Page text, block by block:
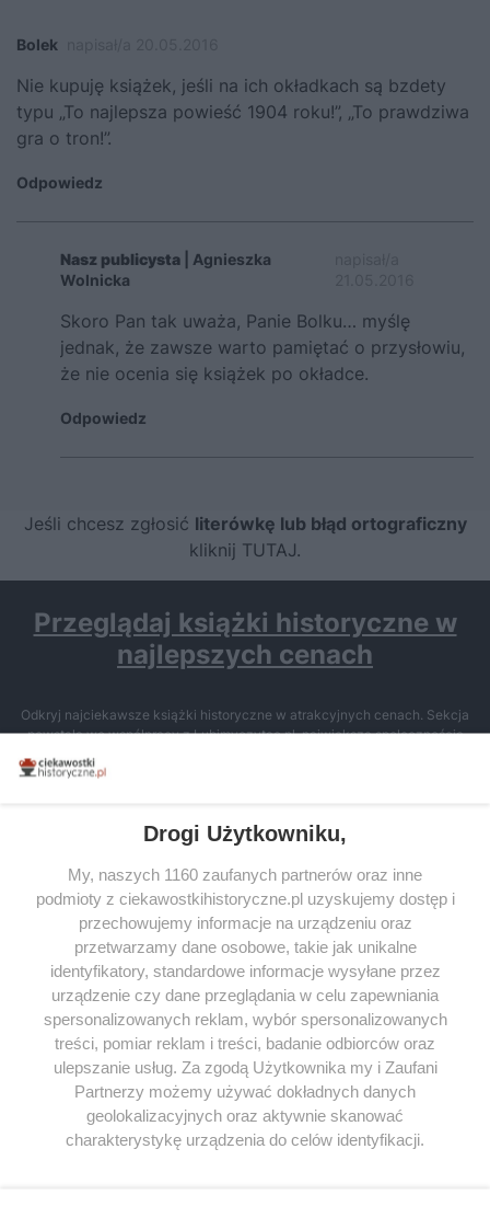
Bolek
Nie kupuję książek, jeśli na ich okładkach są bzdety
typu „To najlepsza powieść 1904 roku!”, „To prawdziwa
gra o tron!”.
Odpowiedz
Nasz publicysta | Agnieszka
Wolnicka
Skoro Pan tak uważa, Panie Bolku… myślę
jednak, że zawsze warto pamiętać o przysłowiu,
że nie ocenia się książek po okładce.
Odpowiedz
Jeśli chcesz zgłosić literówkę lub błąd ortograficzny
kliknij TUTAJ.
Przeglądaj książki historyczne w
najlepszych cenach
Odkryj najciekawsze książki historyczne w atrakcyjnych cenach. Sekcja
powstała we współpracy z Lubimyczytac.pl, największą społecznością
miłośników literatury w Polsce – dzięki temu możesz wybierać spośród
tytułów najwyżej ocenianych przez czytelników.
SERWIS
SPOŁECZNOŚĆ
WSPÓŁPRACA
KONTAKT
ODWIEDŹ RÓWNIEŻ:
Drogi Użytkowniku,
My, naszych 1160 zaufanych partnerów oraz inne
podmioty z ciekawostkihistoryczne.pl uzyskujemy dostęp i
przechowujemy informacje na urządzeniu oraz
przetwarzamy dane osobowe, takie jak unikalne
identyfikatory, standardowe informacje wysyłane przez
urządzenie czy dane przeglądania w celu zapewniania
spersonalizowanych reklam, wybór spersonalizowanych
treści, pomiar reklam i treści, badanie odbiorców oraz
ulepszanie usług. Za zgodą Użytkownika my i Zaufani
Partnerzy możemy używać dokładnych danych
geolokalizacyjnych oraz aktywnie skanować
charakterystykę urządzenia do celów identyfikacji.